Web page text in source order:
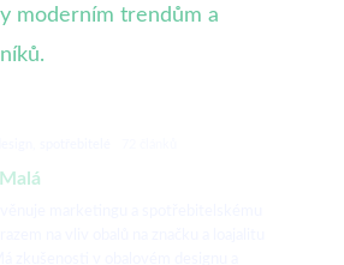
moderním trendům a